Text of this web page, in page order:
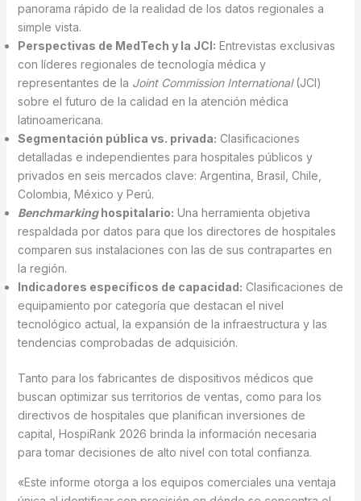
panorama rápido de la realidad de los datos regionales a
simple vista.
Perspectivas de MedTech y la JCI: Entrevistas exclusivas
con líderes regionales de tecnología médica y
representantes de la Joint Commission International(JCI)
sobre el futuro de la calidad en la atención médica
latinoamericana.
Segmentación pública vs. privada: Clasificaciones
detalladas e independientes para hospitales públicos y
privados en seis mercados clave: Argentina, Brasil, Chile,
Colombia, México y Perú.
Benchmarkinghospitalario: Una herramienta objetiva
respaldada por datos para que los directores de hospitales
comparen sus instalaciones con las de sus contrapartes en
la región.
Indicadores específicos de capacidad: Clasificaciones de
equipamiento por categoría que destacan el nivel
tecnológico actual, la expansión de la infraestructura y las
tendencias comprobadas de adquisición.
Tanto para los fabricantes de dispositivos médicos que
buscan optimizar sus territorios de ventas, como para los
directivos de hospitales que planifican inversiones de
capital, HospiRank 2026 brinda la información necesaria
para tomar decisiones de alto nivel con total confianza.
«Este informe otorga a los equipos comerciales una ventaja